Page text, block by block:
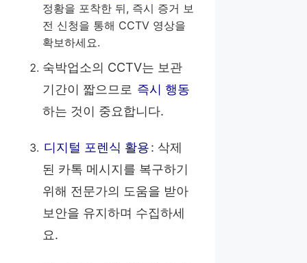
정황을 포착한 뒤, 즉시 증거 보
전 신청을 통해 CCTV 영상을
확보하세요.
숙박업소의 CCTV는 보관
기간이 짧으므로 즉시 행동
하는 것이 중요합니다.
디지털 포렌식 활용: 삭제
된 카톡 메시지를 복구하기
위해 전문가의 도움을 받아
보안을 유지하며 수집하세
요.